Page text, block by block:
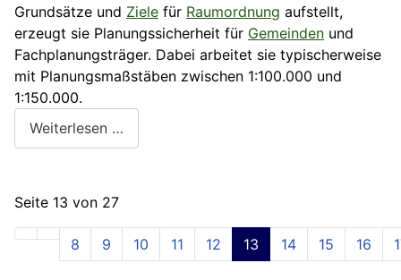
Grundsätze und Ziele für Raumordnung aufstellt,
erzeugt sie Planungssicherheit für Gemeinden und
Fachplanungsträger. Dabei arbeitet sie typischerweise
mit Planungsmaßstäben zwischen 1:100.000 und
1:150.000.
Weiterlesen …
Seite 13 von 27
8 9 10 11 12 13 14 15 16